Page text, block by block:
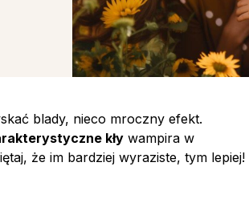
blady, nieco mroczny efekt.
kły wampira w
że im bardziej wyraziste, tym lepiej!